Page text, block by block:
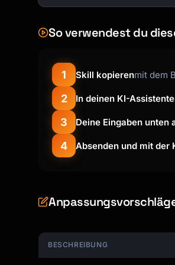
| [Role] | [What they
## 5. Prerequisites
Before starting:
- [ ] [Required access/
- [ ] [Required tools/
- [ ] [Required
- [ ] [Required approvals]
### Step 1: [Action Name]
**Actions**:
So verwendest du
1 Skill kopierenmit dem
2 In deinen KI-
3 Deine Eingaben unten
4 Absenden und mit der
BESCHREIBUNG